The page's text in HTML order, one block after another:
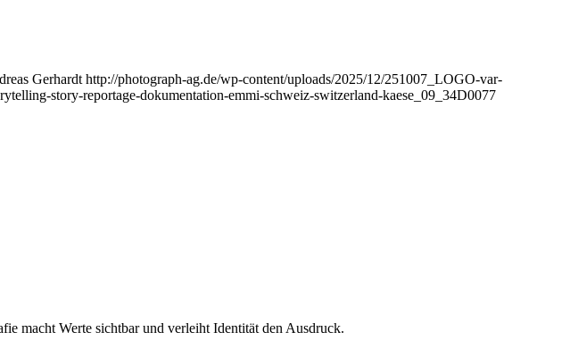
Gerhardt http://photograph-ag.de/wp-content/uploads/2025/12/251007_LOGO-var-
story-reportage-dokumentation-emmi-schweiz-switzerland-kaese_09_34D0077
macht Werte sichtbar und verleiht Identität den Ausdruck.